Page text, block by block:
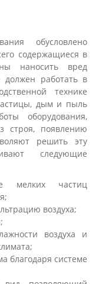
обусловлено
содержащиеся в
наносить вред
работать в
технике
дым и пыль
оборудования,
строя, появлению
решить эту
следующие
мелких частиц
воздуха;
воздуха и
благодаря системе